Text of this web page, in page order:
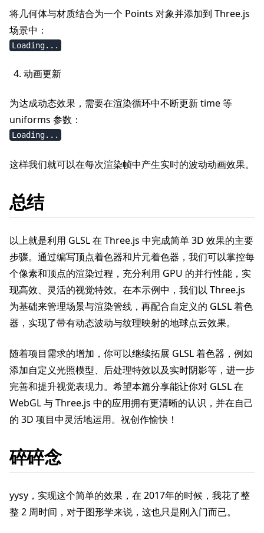
将几何体与材质结合为一个 Points 对象并添加到 Three.js
场景中：
Loading...
动画更新
为达成动态效果，需要在渲染循环中不断更新 time 等
uniforms 参数：
Loading...
这样我们就可以在每次渲染帧中产生实时的波动动画效果。
总结
以上就是利用 GLSL 在 Three.js 中完成简单 3D 效果的主要
步骤。通过编写顶点着色器和片元着色器，我们可以掌控每
个像素和顶点的渲染过程，充分利用 GPU 的并行性能，实
现高效、灵活的视觉特效。在本示例中，我们以 Three.js
为基础来管理场景与渲染管线，再配合自定义的 GLSL 着色
器，实现了带有动态波动与纹理映射的地球点云效果。
随着项目需求的增加，你可以继续拓展 GLSL 着色器，例如
添加自定义光照模型、后处理特效以及实时阴影等，进一步
完善和提升视觉表现力。希望本篇分享能让你对 GLSL 在
WebGL 与 Three.js 中的应用拥有更清晰的认识，并在自己
的 3D 项目中灵活地运用。祝创作愉快！
碎碎念
yysy，实现这个简单的效果，在 2017年的时候，我花了整
整 2 周时间，对于图形学来说，这也只是刚入门而已。